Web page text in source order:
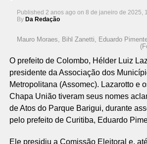
Published 2 anos ago on 8 de janeiro de 2025,
By Da Redação
Mauro Moraes, Bihl Zanetti, Eduardo
O prefeito de Colombo, Hélder Luiz
presidente da Associação dos
Metropolitana (Assomec). Lazarotto e
Chapa União tiveram seus nomes
de Atos do Parque Barigui, durante
pelo prefeito de Curitiba, Eduardo
Ele presidiu a Comissão Eleitoral e,